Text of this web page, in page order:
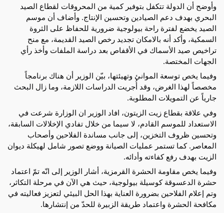
وأوضح أن الدولة تتكفل بتوفير كمية من المحروقات لقطاع الصيد
البحري بهدف دعم الصيادين وتحسين الإنتاج. وأضاف أن موسم
الصيد يخضع لفترة راحة بيولوجية ضرورية للحفاظ على الثروة
السمكية، وأكد أنه بالامكان تجديد رخص الصيد القديمة، مع منح
تراخيص صيد الأسماك في الأقفاص بعد دراسة الملفات وأخذ رأي
الجهات المختصة.
وفيما يخص توسعة الموانئ وتهيئتها، بيّن الوزير أن هناك برنامجاً
مخصصاً لهذا الغرض، وقد أُجريت الدراسات اللازمة، وما زال البحث
جارياً عن التمويلات المطلوبة.
وفي علاقة بقطاع زيت الزيتون، افاد الوزير ان الوزارة شرعت في
الاستعداد للموسم القادم، لا سيما من خلال تفادي الإخلالات السابقة،
وتحسين ظروف التخزين، إلى جانب مساندة الفلاحين وأصحاب
المعاصر. كما تستمر عمليات الصيانة ووضع تصور شامل لهيكلة ديوان
الزيت بهدف رفع كفاءته وأدائه.
وفيما يخص مقاومة الحشرة القرمزية، أشار الوزير إلى انّه تمّ اعتماد
حشرة الدعسوقة كوسيلة بيولوجية، حيث هي الآن في مرحلة التكاثر،
وتم إعلام الفلاحين بضرورة العناية بهذا الحل البيئي لتعزيز فعاليته في
مكافحة الحشرة واعتماد طريقة الزبيرة للحدّ من إنتشارها.